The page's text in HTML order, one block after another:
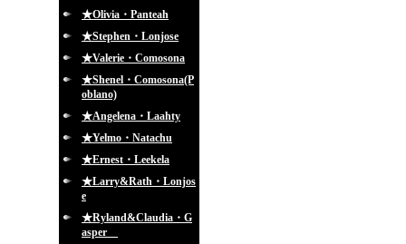
★Olivia・Panteah
★Stephen・Lonjose
★Valerie・Comosona
★Shenel・Comosona(P
oblano)
★Angelena・Laahty
★Yelmo・Natachu
★Ernest・Leekela
★Larry&Rath・Lonjos
e
★Ryland&Claudia・G
asper